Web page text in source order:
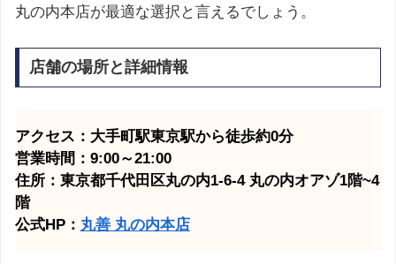
丸の内本店が最適な選択と言えるでしょう。
店舗の場所と詳細情報
アクセス：大手町駅東京駅から徒歩約0分
営業時間：9:00～21:00
住所：東京都千代田区丸の内1-6-4 丸の内オアゾ1階~4
階
公式HP： 丸善 丸の内本店